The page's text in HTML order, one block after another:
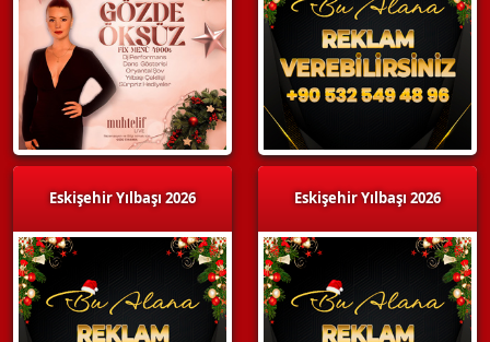
Eskişehir Yılbaşı 2026 Eskişehir Yılbaşı 2026